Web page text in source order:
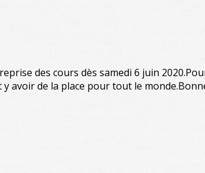
des cours dès samedi 6 juin
avoir de la place pour tout le